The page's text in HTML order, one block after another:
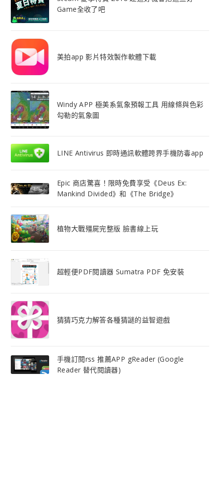
Game全收了吧
美拍app 影片特效製作軟體下載
Windy APP 極美系氣象預報工具 用線條與色彩
勾勒的氣象圖
LINE Antivirus 即時通訊軟體跨界手機防毒app
Epic 商店驚喜！限時免費享受《Deus Ex:
Mankind Divided》和《The Bridge》
植物大戰殭屍完整版 臉書線上玩
超輕便PDF閱讀器 Sumatra PDF 免安裝
猜猜巧克力解答各種猜謎的益智遊戲
手機訂閱rss 推薦APP gReader (Google
Reader 替代閱讀器)